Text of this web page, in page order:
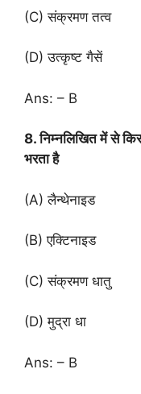
(C) संक्रमण तत्व
(D) उत्कृष्ट गैसें
Ans: – B
8. निम्नलिखित में से
भरता है
(A) लैन्थेनाइड
(B) एक्टिनाइड
(C) संक्रमण धातु
(D) मुद्रा धा
Ans: – B